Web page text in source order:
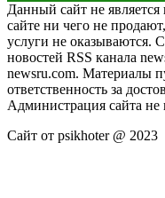
Данный сайт не
сайте ни чего не
услуги не оказываются.
новостей RSS канала
newsru.com. Материалы
ответственность за
Администрация сайта не
Сайт от psikhoter @ 2023